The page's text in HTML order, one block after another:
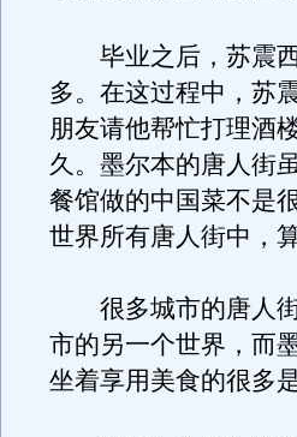
毕业之后，苏震西
多。在这过程中，苏
朋友请他帮忙打理酒
久。墨尔本的唐人街
餐馆做的中国菜不是
世界所有唐人街中，
很多城市的唐人街
市的另一个世界，而
坐着享用美食的很多